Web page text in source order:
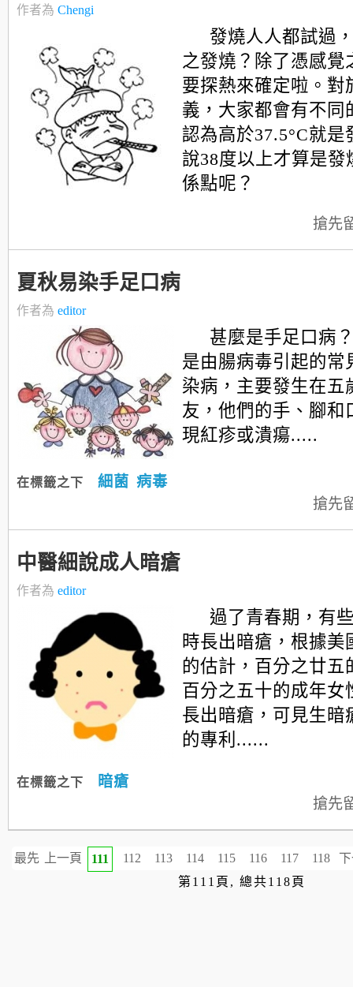
作者為 Chengi
發燒人人都試過
之發燒？除了憑感覺
要探熱來確定啦。對
義，大家都會有不同
認為高於37.5°C就是
說38度以上才算是發
係點呢？
搶先
夏秋易染手足口病
作者為 editor
甚麼是手足口病
是由腸病毒引起的常
染病，主要發生在五
友，他們的手、腳和
現紅疹或潰瘍.....
在標籤之下 細菌 病毒
搶先
中醫細說成人暗瘡
作者為 editor
過了青春期，有
時長出暗瘡，根據美
的估計，百分之廿五
百分之五十的成年女
長出暗瘡，可見生暗
的專利......
在標籤之下
暗瘡
搶先
最先 上一頁 111 112 113 114 115 116 117 118
第111頁, 總共118頁